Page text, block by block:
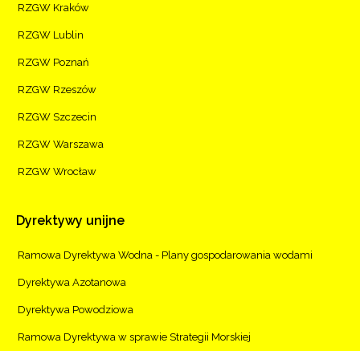
RZGW Kraków
RZGW Lublin
RZGW Poznań
RZGW Rzeszów
RZGW Szczecin
RZGW Warszawa
RZGW Wrocław
Dyrektywy unijne
Ramowa Dyrektywa Wodna - Plany gospodarowania wodami
Dyrektywa Azotanowa
Dyrektywa Powodziowa
Ramowa Dyrektywa w sprawie Strategii Morskiej